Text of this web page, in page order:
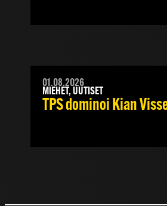
01.08.2026
MIEHET, UUTISET
TPS dominoi Kian